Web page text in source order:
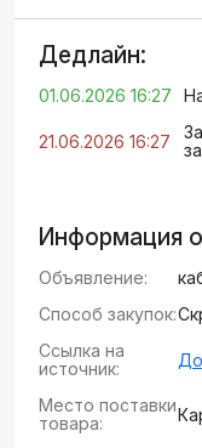
Дедлайн:
01.06.2026 16:27
21.06.2026 16:27
Информация
Объявление:
Способ закупок:
Ссылка на
источник:
Место поставки
товара: